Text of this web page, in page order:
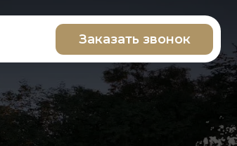
Заказать звонок